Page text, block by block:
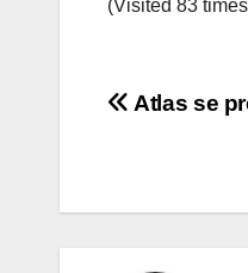
(Visited 83
Atlas se